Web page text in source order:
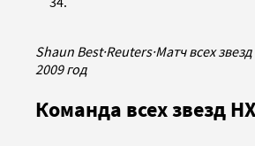
Shaun Best·Reuters·Матч всех
2009 год
Команда всех звезд